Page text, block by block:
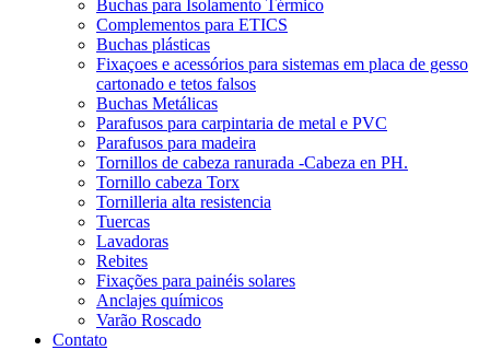
Buchas para Isolamento Térmico
Complementos para ETICS
Buchas plásticas
Fixaçoes e acessórios para sistemas em placa de gesso
cartonado e tetos falsos
Buchas Metálicas
Parafusos para carpintaria de metal e PVC
Parafusos para madeira
Tornillos de cabeza ranurada -Cabeza en PH.
Tornillo cabeza Torx
Tornilleria alta resistencia
Tuercas
Lavadoras
Rebites
Fixações para painéis solares
Anclajes químicos
Varão Roscado
Contato